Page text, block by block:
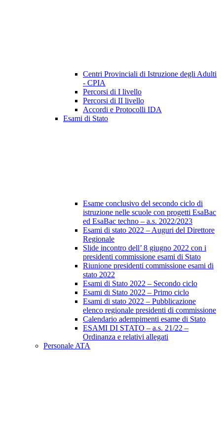
Centri Provinciali di Istruzione degli Adulti
- CPIA
Percorsi di I livello
Percorsi di II livello
Accordi e Protocolli IDA
Esami di Stato
Esame conclusivo del secondo ciclo di
istruzione nelle scuole con progetti EsaBac
ed EsaBac techno – a.s. 2022/2023
Esami di stato 2022 – Auguri del Direttore
Regionale
Slide incontro dell’ 8 giugno 2022 con i
presidenti commissione esami di Stato
Riunione presidenti commissione esami di
stato 2022
Esami di Stato 2022 – Secondo ciclo
Esami di Stato 2022 – Primo ciclo
Esami di stato 2022 – Pubblicazione
elenco regionale presidenti di commissione
Calendario adempimenti esame di Stato
ESAMI DI STATO – a.s. 21/22 –
Ordinanza e relativi allegati
Personale ATA